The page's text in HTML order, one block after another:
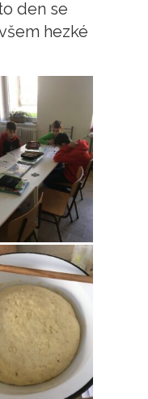
den se
hezké